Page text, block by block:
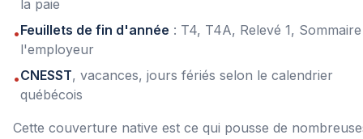
la paie
•Feuillets de fin d'année : T4, T4A, Relevé 1,
l'employeur
•CNESST, vacances, jours fériés selon le calendrier
québécois
Cette couverture native est ce qui pousse de